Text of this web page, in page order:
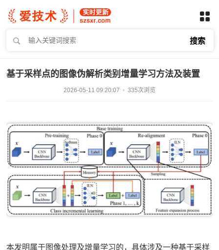
搜索
基于采样点的图像伪解析类别增量学习方法及装置
2026-05-11 09:20:07 335次浏览
本发明属于图像处理及增量学习的，具体涉及一种基于采样